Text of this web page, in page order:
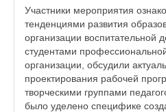
Участники мероприятия
тенденциями развития
организации воспитательной
студентами
организации, обсудили
проектирования рабочей
творческими группами
было уделено специфике